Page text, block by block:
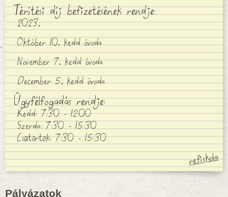
Térítési díj befizetésének rendje:
2023.
Október 10. kedd óvoda
November 7. kedd óvoda
December 5. kedd óvoda
Ügyfélfogadás rendje:
Kedd: 7:30 - 12:00
Szerda: 7:30 - 15:30
Csütörtök: 7:30 - 15:30
Pályázatok